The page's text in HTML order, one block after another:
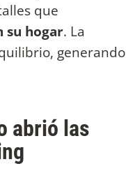
que
su hogar. La
generando
abrió las